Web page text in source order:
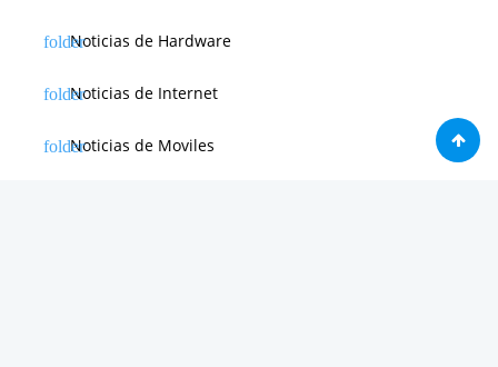
Noticias de Hardware
Noticias de Internet
Noticias de Moviles